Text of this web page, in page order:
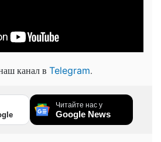
канал в Telegram.
Читайте нас у
Google News